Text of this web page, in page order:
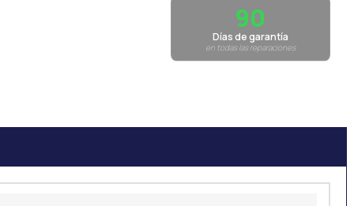
90
Días de garantía
en todas las reparaciones